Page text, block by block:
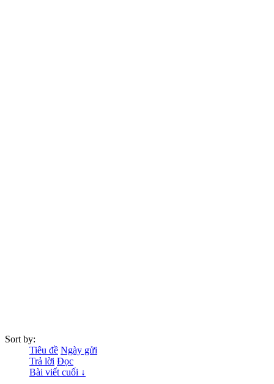
Sort by:
Tiêu đề Ngày gửi
Trả lời Đọc
Bài viết cuối ↓